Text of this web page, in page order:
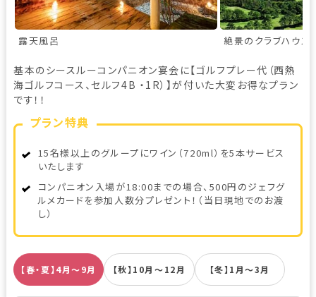
露天風呂 絶景のクラブハウス
基本のシースルーコンパニオン宴会に【ゴルフプレー代（西熱
海ゴルフコース、セルフ4B ・1R）】が付いた大変お得なプラン
です！！
プラン特典
15名様以上のグループにワイン（720ml）を5本サービス
いたします
コンパニオン入場が18:00までの場合、500円のジェフグ
ルメカードを参加人数分プレゼント！（当日現地でのお渡
し）
【春・夏】4月～9月 【秋】10月～12月 【冬】1月～3月